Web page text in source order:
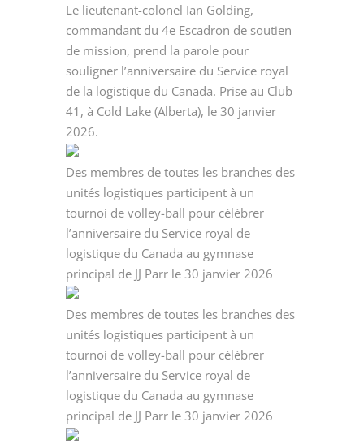
Le lieutenant-colonel Ian Golding,
commandant du 4e Escadron de soutien
de mission, prend la parole pour
souligner l’anniversaire du Service royal
de la logistique du Canada. Prise au Club
41, à Cold Lake (Alberta), le 30 janvier
2026.
Des membres de toutes les branches des
unités logistiques participent à un
tournoi de volley-ball pour célébrer
l’anniversaire du Service royal de
logistique du Canada au gymnase
principal de JJ Parr le 30 janvier 2026
Des membres de toutes les branches des
unités logistiques participent à un
tournoi de volley-ball pour célébrer
l’anniversaire du Service royal de
logistique du Canada au gymnase
principal de JJ Parr le 30 janvier 2026